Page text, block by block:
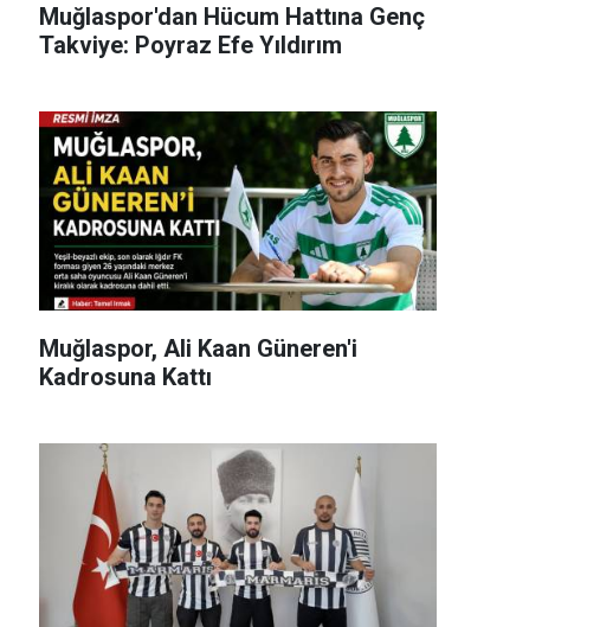
Muğlaspor'dan Hücum Hattına Genç
Takviye: Poyraz Efe Yıldırım
Muğlaspor, Ali Kaan Güneren'i
Kadrosuna Kattı